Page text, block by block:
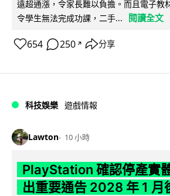
遠超通漲，令家長難以負擔。而且電子教
令學生無法完成功課，二手...
閱讀全文
654 250 ↗ 分享
科技娛樂 遊戲情報
Lawton 10 小時
PlayStation 確認停產實
出重要通告 2028 年 1 月